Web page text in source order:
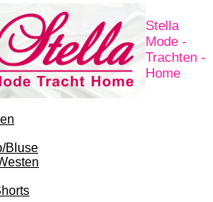
Stella
Mode -
Trachten -
Home
Bluse